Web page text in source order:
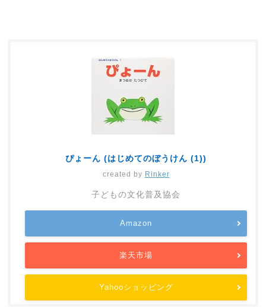
ぴょーん (はじめてのぼうけん (1))
created by Rinker
子どもの文化普及協会
Amazon
楽天市場
Yahooショッピング